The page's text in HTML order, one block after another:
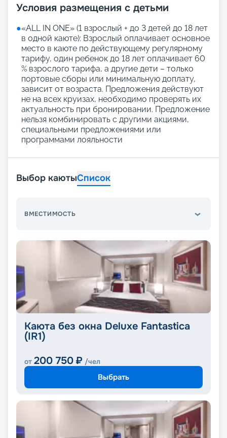
Условия размещения с детьми
●«АLL IN ONE» (1 взрослый + до 3 детей до 18 лет
в одной каюте): Взрослый оплачивает основное
место в каюте по действующему регулярному
тарифу, один ребенок до 18 лет оплачивает 60
% взрослого тарифа, а другие дети – только
портовые сборы или минимальную доплату,
зависит от возраста. Предложения действуют
не на всех круизах, необходимо проверять их
актуальность при бронировании. Предложение
нельзя комбинировать с другими акциями,
специальными предложениями или
программами лояльности
Выбор каютыСписок
ВМЕСТИМОСТЬ
Каюта без окна Deluxe Fantastica
(IR1)
от 200 750 ₽ /чел
Выбрать